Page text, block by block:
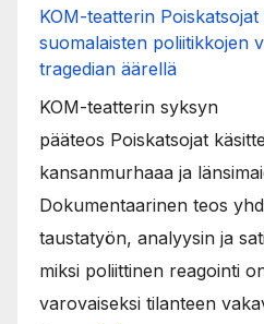
KOM-teatterin
suomalaisten poliitikkojen
tragedian äärellä
KOM-teatterin syksyn
pääteos Poiskatsojat
kansanmurhaaa ja
Dokumentaarinen teos
taustatyön, analyysin ja
miksi poliittinen reagointi
varovaiseksi tilanteen